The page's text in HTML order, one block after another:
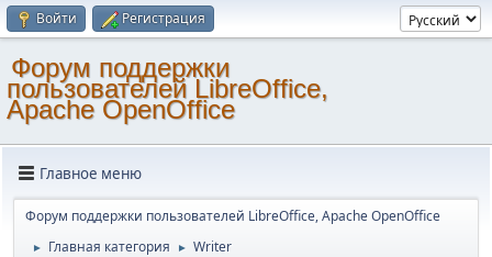
Войти Регистрация
Форум поддержки
пользователей LibreOffice,
Apache OpenOffice
Главное меню
Форум поддержки пользователей LibreOffice, Apache OpenOffice
► Главная категория ► Writer